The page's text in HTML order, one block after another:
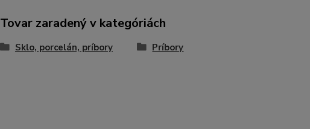
Tovar zaradený v kategóriách
Sklo, porcelán, príbory Príbory